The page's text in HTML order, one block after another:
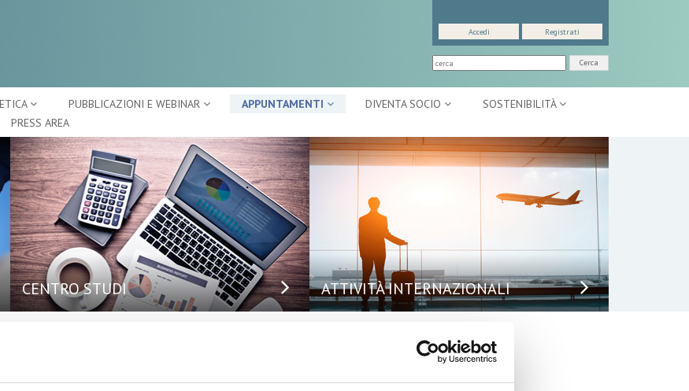
Cerca
Accedi Registrati
PUBBLICAZIONI E WEBINAR APPUNTAMENTI DIVENTA SOCIO
SOSTENIBILITÀ
PRESS AREA
CENTRO STUDI ATTIVITÀ INTERNAZIONALI
micro-servizi per le
Elenco Completo